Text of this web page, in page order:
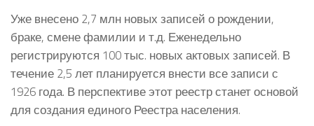
Уже внесено 2,7 млн новых записей о рождении,
браке, смене фамилии и т.д. Еженедельно
регистрируются 100 тыс. новых актовых записей. В
течение 2,5 лет планируется внести все записи с
1926 года. В перспективе этот реестр станет основой
для создания единого Реестра населения.